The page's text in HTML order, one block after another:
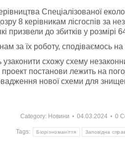
Спеціалізованої
8 керівникам лісгоспів за
призвели до збитків у розмірі
за їх роботу, сподіваємось
узаконити схожу схему
постанови лежить на
нової схеми для
Category: Новини 04.03.2024 0
Tags: Біорізноманіття Заповідна